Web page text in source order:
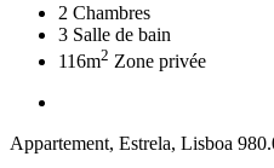
2 Chambres
3 Salle de bain
116m2 Zone privée
Appartement, Estrela, Lisboa